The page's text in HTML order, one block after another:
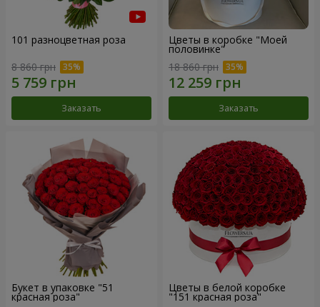
101 разноцветная роза
8 860 грн
Заказать
Цветы в коробке "Моей
половинке"
18 860 грн
Заказать
Букет в упаковке "51
красная роза"
Цветы в белой коробке
"151 красная роза"